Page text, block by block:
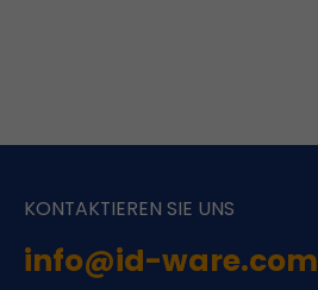
KONTAKTIEREN SIE UNS
info@id-ware.com